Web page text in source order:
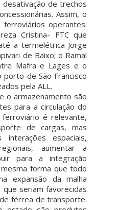
de trechos
Assim, o
operantes:
Cristina- FTC que
a termelétrica Jorge
de Baixo; o Ramal
Mafra e Lages e o
porto de São Francisco
pela ALL.
o armazenamento são
para a circulação do
é relevante,
de cargas, mas
espaciais,
aumentar a
para a integração
mesma forma que todo
expansão da malha
seriam favorecidas
férrea de transporte.